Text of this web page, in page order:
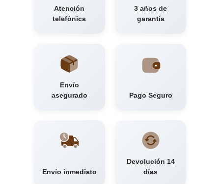
Atención
telefónica
3 años de
garantía
Envío
asegurado
Pago Seguro
Envío inmediato
Devolución 14
días